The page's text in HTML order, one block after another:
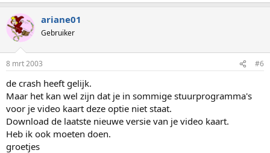
ariane01
Gebruiker
8 mrt 2003 #6
de crash heeft gelijk.
Maar het kan wel zijn dat je in sommige stuurprogramma's
voor je video kaart deze optie niet staat.
Download de laatste nieuwe versie van je video kaart.
Heb ik ook moeten doen.
groetjes